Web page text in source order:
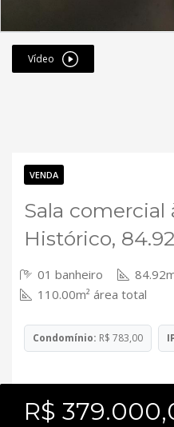
Simulador de
whatsapp
ANUCIE SEU
Contato
Vídeo
VENDA
Sala comercial
Histórico,
01 banheiro
110.00m² área total
Condomínio: R$ 783,00
R$